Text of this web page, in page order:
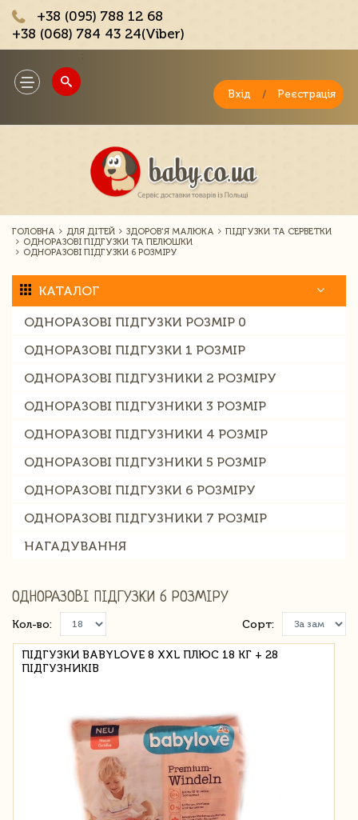
+38 (095) 788 12 68
+38 (068) 784 43 24(Viber)
Toggle
navigation
Вхід / Реєстрація
ГОЛОВНА ДЛЯ ДІТЕЙ ЗДОРОВ'Я МАЛЮКА
ПІДГУЗКИ ТА СЕРВЕТКИ
ОДНОРАЗОВІ ПІДГУЗКИ ТА ПЕЛЮШКИ
ОДНОРАЗОВІ ПІДГУЗКИ 6 РОЗМІРУ
КАТАЛОГ
ОДНОРАЗОВІ ПІДГУЗКИ РОЗМІР 0
ОДНОРАЗОВІ ПІДГУЗКИ 1 РОЗМІР
ОДНОРАЗОВІ ПІДГУЗНИКИ 2 РОЗМІРУ
ОДНОРАЗОВІ ПІДГУЗНИКИ 3 РОЗМІР
ОДНОРАЗОВІ ПІДГУЗНИКИ 4 РОЗМІР
ОДНОРАЗОВІ ПІДГУЗНИКИ 5 РОЗМІР
ОДНОРАЗОВІ ПІДГУЗКИ 6 РОЗМІРУ
ОДНОРАЗОВІ ПІДГУЗНИКИ 7 РОЗМІР
НАГАДУВАННЯ
ОДНОРАЗОВІ ПІДГУЗКИ 6 РОЗМІРУ
Кол-во: Сорт:
ПІДГУЗКИ BABYLOVE 8 XXL ПЛЮС 18 КГ + 28
ПІДГУЗНИКІВ